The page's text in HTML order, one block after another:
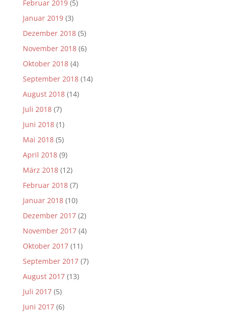
Februar 2019(5)
Januar 2019(3)
Dezember 2018(5)
November 2018(6)
Oktober 2018(4)
September 2018(14)
August 2018(14)
Juli 2018(7)
Juni 2018(1)
Mai 2018(5)
April 2018(9)
März 2018(12)
Februar 2018(7)
Januar 2018(10)
Dezember 2017(2)
November 2017(4)
Oktober 2017(11)
September 2017(7)
August 2017(13)
Juli 2017(5)
Juni 2017(6)